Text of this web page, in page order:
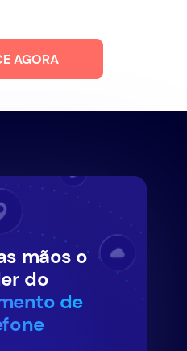
AGORA
mãos o
do
de